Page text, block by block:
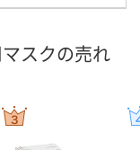
スクの売れ